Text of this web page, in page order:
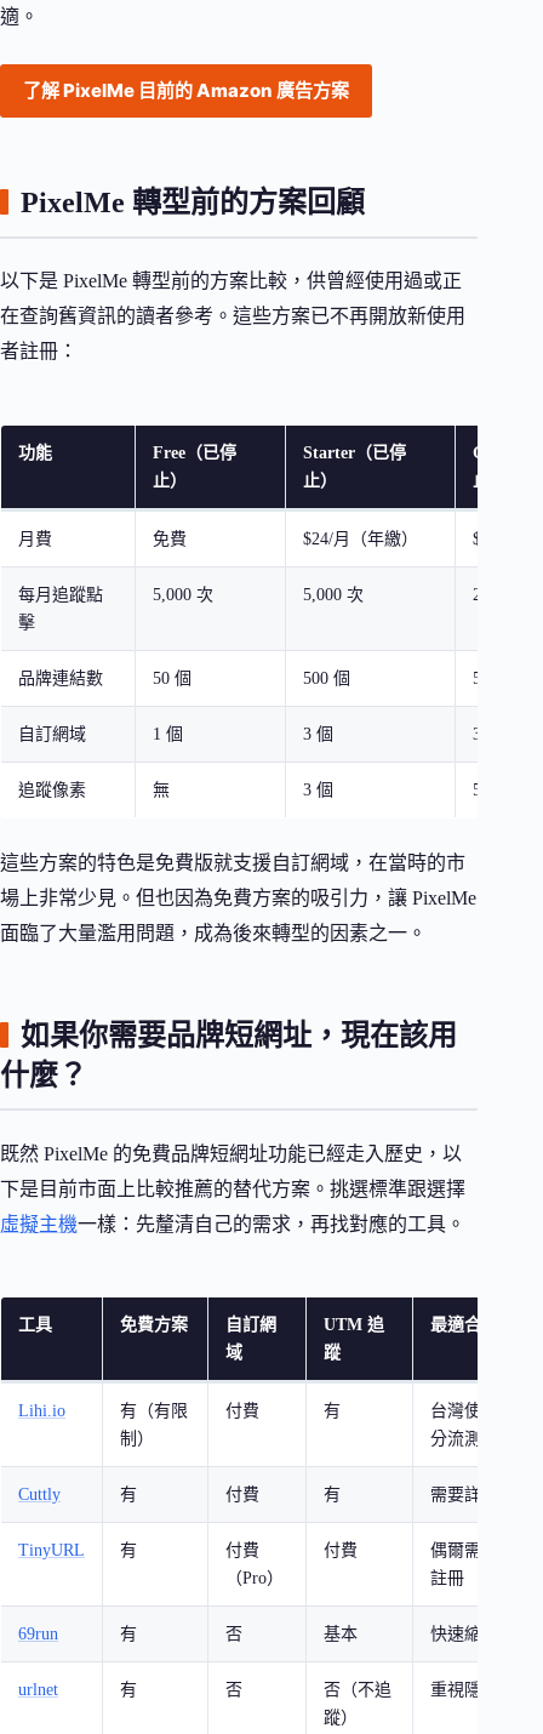
適。
了解 PixelMe 目前的 Amazon 廣告方案
PixelMe 轉型前的方案回顧
以下是 PixelMe 轉型前的方案比較，供曾經使用過或正
在查詢舊資訊的讀者參考。這些方案已不再開放新使用
者註冊：
功能
Free（已停
止）
Starter（已停
止）
Growth
止）
月費 免費 $24/月（年繳） $57/月（
每月追蹤點
擊
5,000 次 5,000 次 20,000 次
品牌連結數 50 個 500 個 5,000 個
自訂網域 1 個 3 個 3 個
追蹤像素 無 3 個 5 個
這些方案的特色是免費版就支援自訂網域，在當時的市
場上非常少見。但也因為免費方案的吸引力，讓 PixelMe
面臨了大量濫用問題，成為後來轉型的因素之一。
如果你需要品牌短網址，現在該用
什麼？
既然 PixelMe 的免費品牌短網址功能已經走入歷史，以
下是目前市面上比較推薦的替代方案。挑選標準跟選擇
虛擬主機一樣：先釐清自己的需求，再找對應的工具。
工具 免費方案
自訂網
域
UTM 追
蹤
最適合
Lihi.io
有（有限
制）
付費 有
台灣使用者、
分流測試
Cuttly 有 付費 有 需要詳細點擊
TinyURL 有
付費
（Pro）
付費
偶爾需要縮網
註冊
69run 有 否 基本 快速縮短、簡
urlnet 有 否
否（不追
蹤）
重視隱私、不